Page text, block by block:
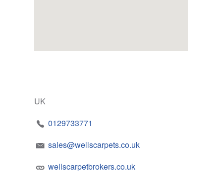
UK
0129733771
sales@wellscarpets.co.uk
wellscarpetbrokers.co.uk